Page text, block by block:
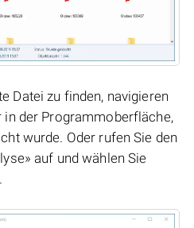
Datei zu finden, navigieren
in der Programmoberfläche,
wurde. Oder rufen Sie den
auf und wählen Sie